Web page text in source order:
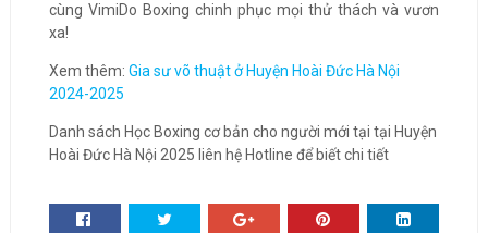
cùng VimiDo Boxing chinh phục mọi thử thách và vươn
xa!
Xem thêm: Gia sư võ thuật ở Huyện Hoài Đức Hà Nội
2024-2025
Danh sách Học Boxing cơ bản cho người mới tại tại Huyện
Hoài Đức Hà Nội 2025 liên hệ Hotline để biết chi tiết